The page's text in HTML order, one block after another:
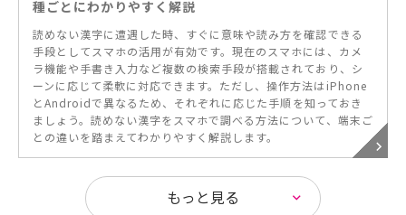
種ごとにわかりやすく解説
読めない漢字に遭遇した時、すぐに意味や読み方を確認できる
手段としてスマホの活用が有効です。現在のスマホには、カメ
ラ機能や手書き入力など複数の検索手段が搭載されており、シ
ーンに応じて柔軟に対応できます。ただし、操作方法はiPhone
とAndroidで異なるため、それぞれに応じた手順を知っておき
ましょう。読めない漢字をスマホで調べる方法について、端末ご
との違いを踏まえてわかりやすく解説します。